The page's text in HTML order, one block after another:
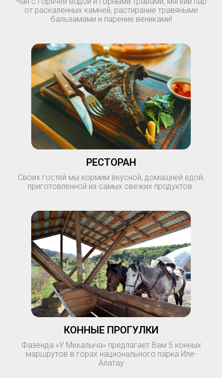
от раскаленных камней, растирание травяными
бальзамами и парение вениками!
РЕСТОРАН
Своих гостей мы кормим вкусной, домашней едой;
приготовленной из самых свежих продуктов.
КОННЫЕ ПРОГУЛКИ
Фазенда «У Михалыча» предлагает Вам 5 конных
маршрутов в горах национального парка Иле-
Алатау